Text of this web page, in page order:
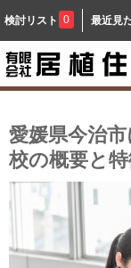
検討リスト 0 最近見
愛媛県今治
校の概要と特